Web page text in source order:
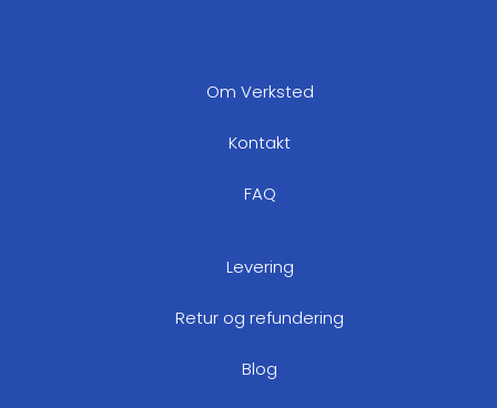
Om Verksted
Kontakt
FAQ
Levering
Retur og refundering
Blog